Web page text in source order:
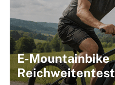
E-Mountainbike
Reichweitentest